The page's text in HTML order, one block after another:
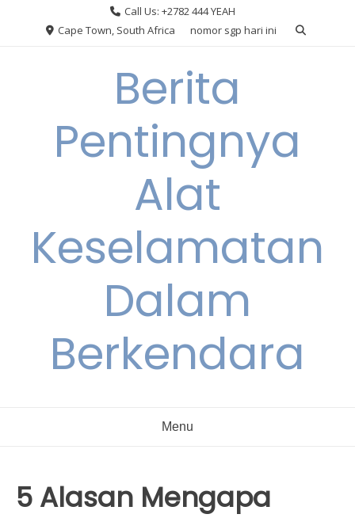
Call Us: +2782 444 YEAH
Cape Town, South Africa
nomor sgp hari ini
Berita
Pentingnya
Alat
Keselamatan
Dalam
Berkendara
Menu
5 Alasan Mengapa